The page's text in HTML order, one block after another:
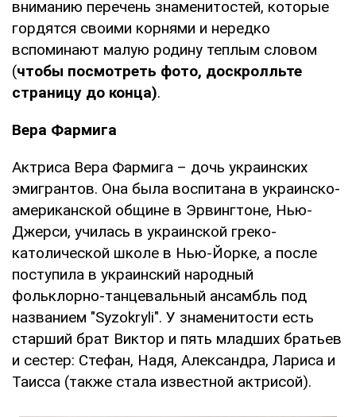
вниманию перечень знаменитостей, которые
гордятся своими корнями и нередко
вспоминают малую родину теплым словом
(чтобы посмотреть фото, доскролльте
страницу до конца).
Вера Фармига
Актриса Вера Фармига – дочь украинских
эмигрантов. Она была воспитана в украинско-
американской общине в Эрвингтоне, Нью-
Джерси, училась в украинской греко-
католической школе в Нью-Йорке, а после
поступила в украинский народный
фольклорно-танцевальный ансамбль под
названием "Syzokryli". У знаменитости есть
старший брат Виктор и пять младших братьев
и сестер: Стефан, Надя, Александра, Лариса и
Таисса (также стала известной актрисой).